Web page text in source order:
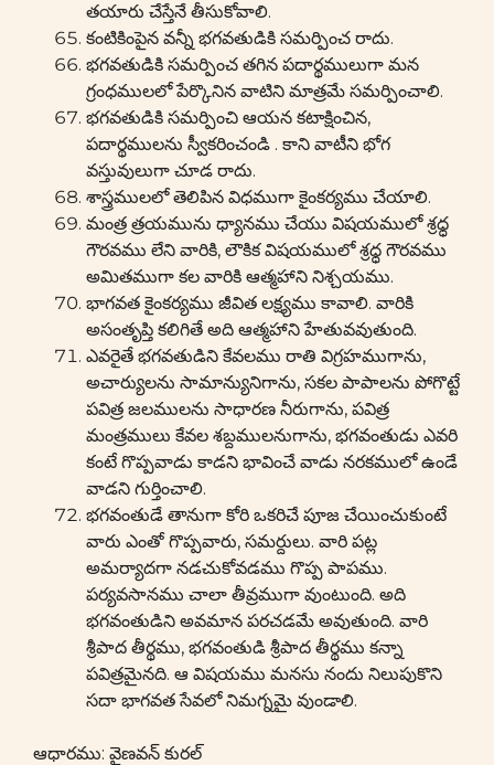
తయారు చేస్తేనే తీసుకోవాలి.
కంటికింపైన వన్నీ భగవతుడికి సమర్పించ రాదు.
భగవతుడికి సమర్పించ తగిన పదార్థములుగా మన
గ్రంధములలో పేర్కొనిన వాటిని మాత్రమే సమర్పించాలి.
భగవతుడికి సమర్పించి ఆయన కటాక్షించిన,
పదార్థములను స్వీకరించండి . కాని వాటీని భోగ
వస్తువులుగా చూడ రాదు.
శాస్త్రములలో తెలిపిన విధముగా కైంకర్యము చేయాలి.
మంత్ర త్రయమును ధ్యానము చేయు విషయములో శ్రధ్ధ
గౌరవము లేని వారికి, లౌకిక విషయములో శ్రధ్ధ గౌరవము
అమితముగా కల వారికి ఆత్మహాని నిశ్చయము.
భాగవత కైంకర్యము జీవిత లక్ష్యము కావాలి. వారికి
అసంతృప్తి కలిగితే అది ఆత్మహాని హేతువవుతుంది.
ఎవరైతే భగవతుడిని కేవలము రాతి విగ్రహముగాను,
అచార్యులను సామాన్యునిగాను, సకల పాపాలను పోగొట్టే
పవిత్ర జలములను సాధారణ నీరుగాను, పవిత్ర
మంత్రములు కేవల శబ్దములనుగాను, భగవంతుడు ఎవరి
కంటే గొప్పవాడు కాడని భావించే వాడు నరకములో ఉండే
వాడని గుర్తించాలి.
భగవంతుడే తానుగా కోరి ఒకరిచే పూజ చేయించుకుంటే
వారు ఎంతో గొప్పవారు, సమర్దులు. వారి పట్ల
అమర్యాదగా నడచుకోవడము గొప్ప పాపము.
పర్యవసానము చాలా తీవ్రముగా వుంటుంది. అది
భగవంతుడిని అవమాన పరచడమే అవుతుంది. వారి
శ్రీపాద తీర్థము, భగవంతుడి శ్రీపాద తీర్థము కన్నా
పవిత్రమైనది. ఆ విషయము మనసు నందు నిలుపుకొని
సదా భాగవత సేవలో నిమగ్నమై వుండాలి.
ఆధారము: వైణవన్ కురల్